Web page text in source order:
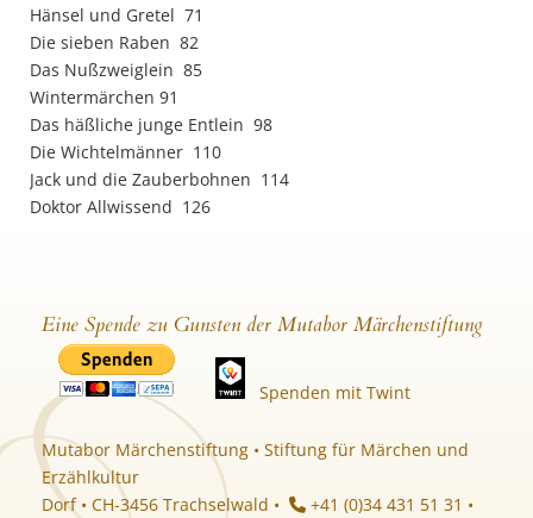
Hänsel und Gretel 71
Die sieben Raben 82
Das Nußzweiglein 85
Wintermärchen 91
Das häßliche junge Entlein 98
Die Wichtelmänner 110
Jack und die Zauberbohnen 114
Doktor Allwissend 126
Eine Spende zu Gunsten der Mutabor Märchenstiftung
Spenden mit Twint
Mutabor Märchenstiftung • Stiftung für Märchen und
Erzählkultur
Dorf • CH-3456 Trachselwald •
+41 (0)34 431 51 31 •